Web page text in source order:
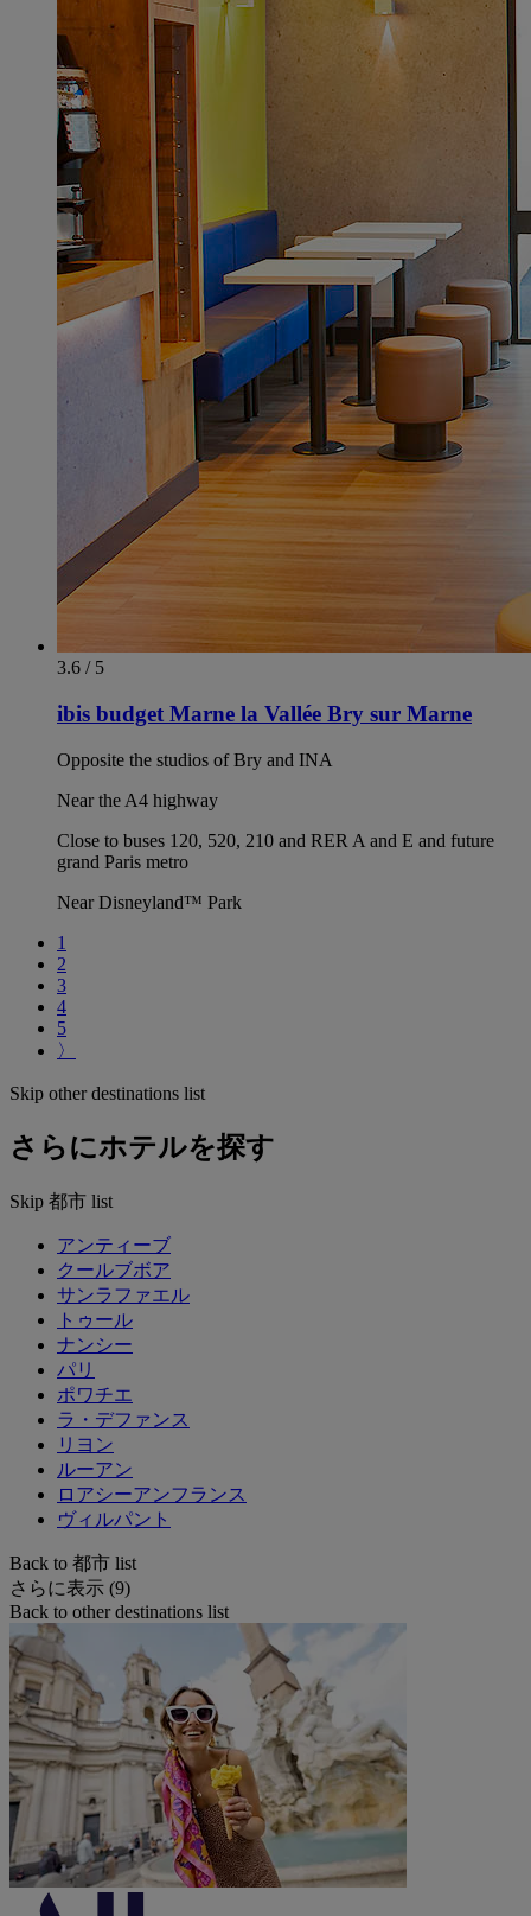
3.6 / 5
ibis budget Marne la Vallée Bry sur Marne
Opposite the studios of Bry and INA
Near the A4 highway
Close to buses 120, 520, 210 and RER A and E and future
grand Paris metro
Near Disneyland™ Park
1
2
3
4
5
〉
Skip other destinations list
さらにホテルを探す
Skip 都市 list
アンティーブ
クールブボア
サンラファエル
トゥール
ナンシー
パリ
ポワチエ
ラ・デファンス
リヨン
ルーアン
ロアシーアンフランス
ヴィルパント
Back to 都市 list
さらに表示 (9)
Back to other destinations list